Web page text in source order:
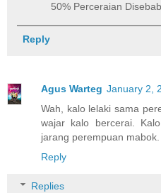
50% Perceraian
Reply
Agus Warteg January 2,
Wah, kalo lelaki sama
wajar kalo bercerai.
jarang perempuan mabok.
Reply
Replies